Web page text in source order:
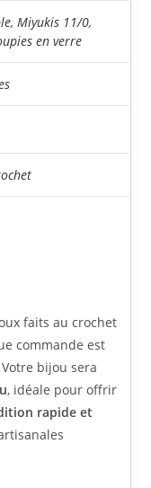
,Miyukis 11/0,
en verre
faits au crochet
commande est
bijou sera
, idéale pour offrir
rapide et